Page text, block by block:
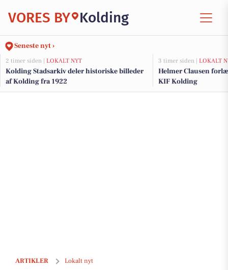
VORES BY Kolding
Seneste nyt ›
2 timer siden | LOKALT NYT
Kolding Stadsarkiv deler historiske billeder
af Kolding fra 1922
3 timer siden | LOKALT
Helmer Clausen
KIF Kolding
ARTIKLER Lokalt nyt
21 projekter får grøn støtte i Viuf og styrker fællesskab og udvikling